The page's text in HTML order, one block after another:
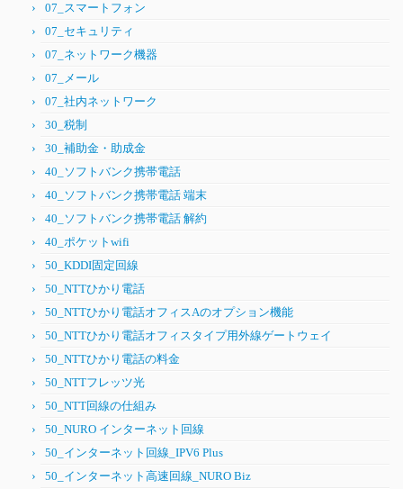
07_スマートフォン
07_セキュリティ
07_ネットワーク機器
07_メール
07_社内ネットワーク
30_税制
30_補助金・助成金
40_ソフトバンク携帯電話
40_ソフトバンク携帯電話 端末
40_ソフトバンク携帯電話 解約
40_ポケットwifi
50_KDDI固定回線
50_NTTひかり電話
50_NTTひかり電話オフィスAのオプション機能
50_NTTひかり電話オフィスタイプ用外線ゲートウェイ
50_NTTひかり電話の料金
50_NTTフレッツ光
50_NTT回線の仕組み
50_NURO インターネット回線
50_インターネット回線_IPV6 Plus
50_インターネット高速回線_NURO Biz